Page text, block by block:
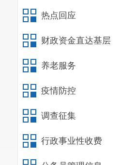
热点回应
财政资金直达基层
养老服务
疫情防控
调查征集
行政事业性收费